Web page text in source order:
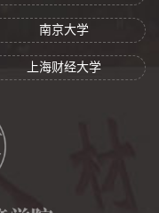
南京大学
上海财经大学